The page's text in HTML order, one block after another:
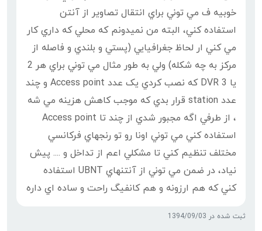
خوبيه ف مي توني براي انتقال تصاوير از آنتن
استفاده کني، البته من نميدونم که محلي که داري کار
مي کني ار لحاظ جغرافيايي (پستي و بلندي و فاصله از
مرکز به چه شکله) ولي به طور مثال مي توني براي هر 2
يا 3 DVR که نصب کردي يک عدد Access point و چند
عدد station قرار بدي که موجب کاهش هزينه مي شه
، از طرفي اگه مجبور شدي از چند تا Access point
استفاده کني مي توني اونا رو تو رنجهاي فرکانسي
مختلف تنظيم کني تا مشکلي اعم از تداخل و .... پيش
نياد، در ضمن مي توني از آنتنهاي UBNT استفاده
کني که هم ارزونه و هم کانفيگ راحت و ساده اي داره
ثبت شده در 1394/09/03